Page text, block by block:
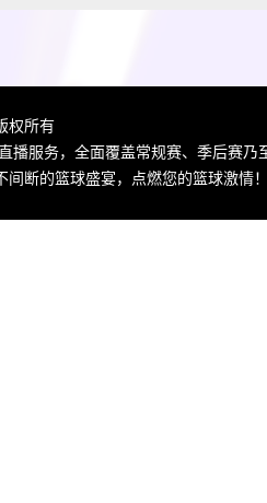
权所有
播服务，全面覆盖常规赛、季后赛
断的篮球盛宴，点燃您的篮球激情！